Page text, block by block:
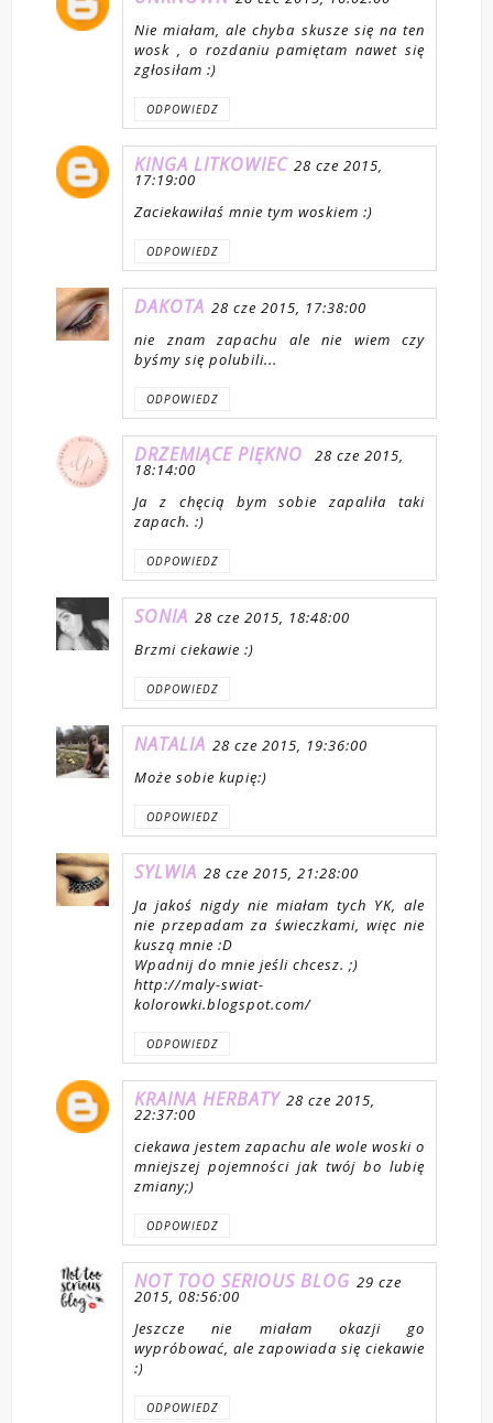
Nie miałam, ale chyba skusze się na ten
wosk , o rozdaniu pamiętam nawet się
zgłosiłam :)
ODPOWIEDZ
KINGA LITKOWIEC 28 cze 2015,
17:19:00
Zaciekawiłaś mnie tym woskiem :)
ODPOWIEDZ
DAKOTA 28 cze 2015, 17:38:00
nie znam zapachu ale nie wiem czy
byśmy się polubili...
ODPOWIEDZ
DRZEMIĄCE PIĘKNO 28 cze 2015,
18:14:00
Ja z chęcią bym sobie zapaliła taki
zapach. :)
ODPOWIEDZ
SONIA 28 cze 2015, 18:48:00
Brzmi ciekawie :)
ODPOWIEDZ
NATALIA 28 cze 2015, 19:36:00
Może sobie kupię:)
ODPOWIEDZ
SYLWIA 28 cze 2015, 21:28:00
Ja jakoś nigdy nie miałam tych YK, ale
nie przepadam za świeczkami, więc nie
kuszą mnie :D
Wpadnij do mnie jeśli chcesz. ;)
http://maly-swiat-
kolorowki.blogspot.com/
ODPOWIEDZ
KRAINA HERBATY 28 cze 2015,
22:37:00
ciekawa jestem zapachu ale wole woski o
mniejszej pojemności jak twój bo lubię
zmiany;)
ODPOWIEDZ
NOT TOO SERIOUS BLOG 29 cze
2015, 08:56:00
Jeszcze nie miałam okazji go
wypróbować, ale zapowiada się ciekawie
:)
ODPOWIEDZ